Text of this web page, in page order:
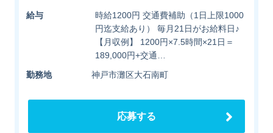
給与
時給1200円 交通費補助（1日上限1000
円迄支給あり） 毎月21日がお給料日♪
【月収例】 1200円×7.5時間×21日＝
189,000円+交通…
勤務地
神戸市灘区大石南町
応募する